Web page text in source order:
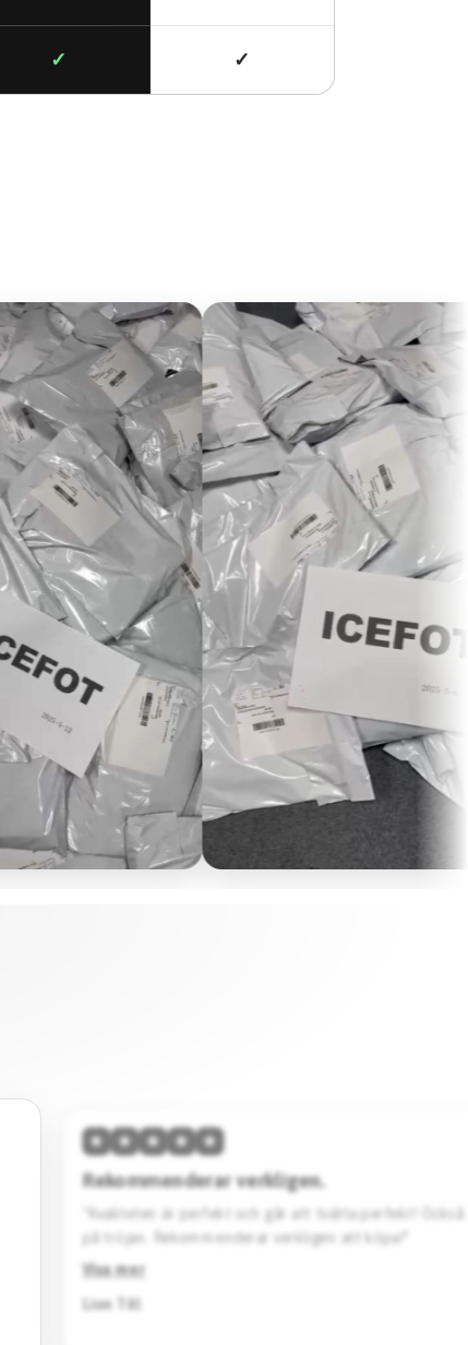
✓ ✓
verkligen.
perfekt och går att tvätta perfekt! Också en bra tid att vänta
verkligen att köpa!”